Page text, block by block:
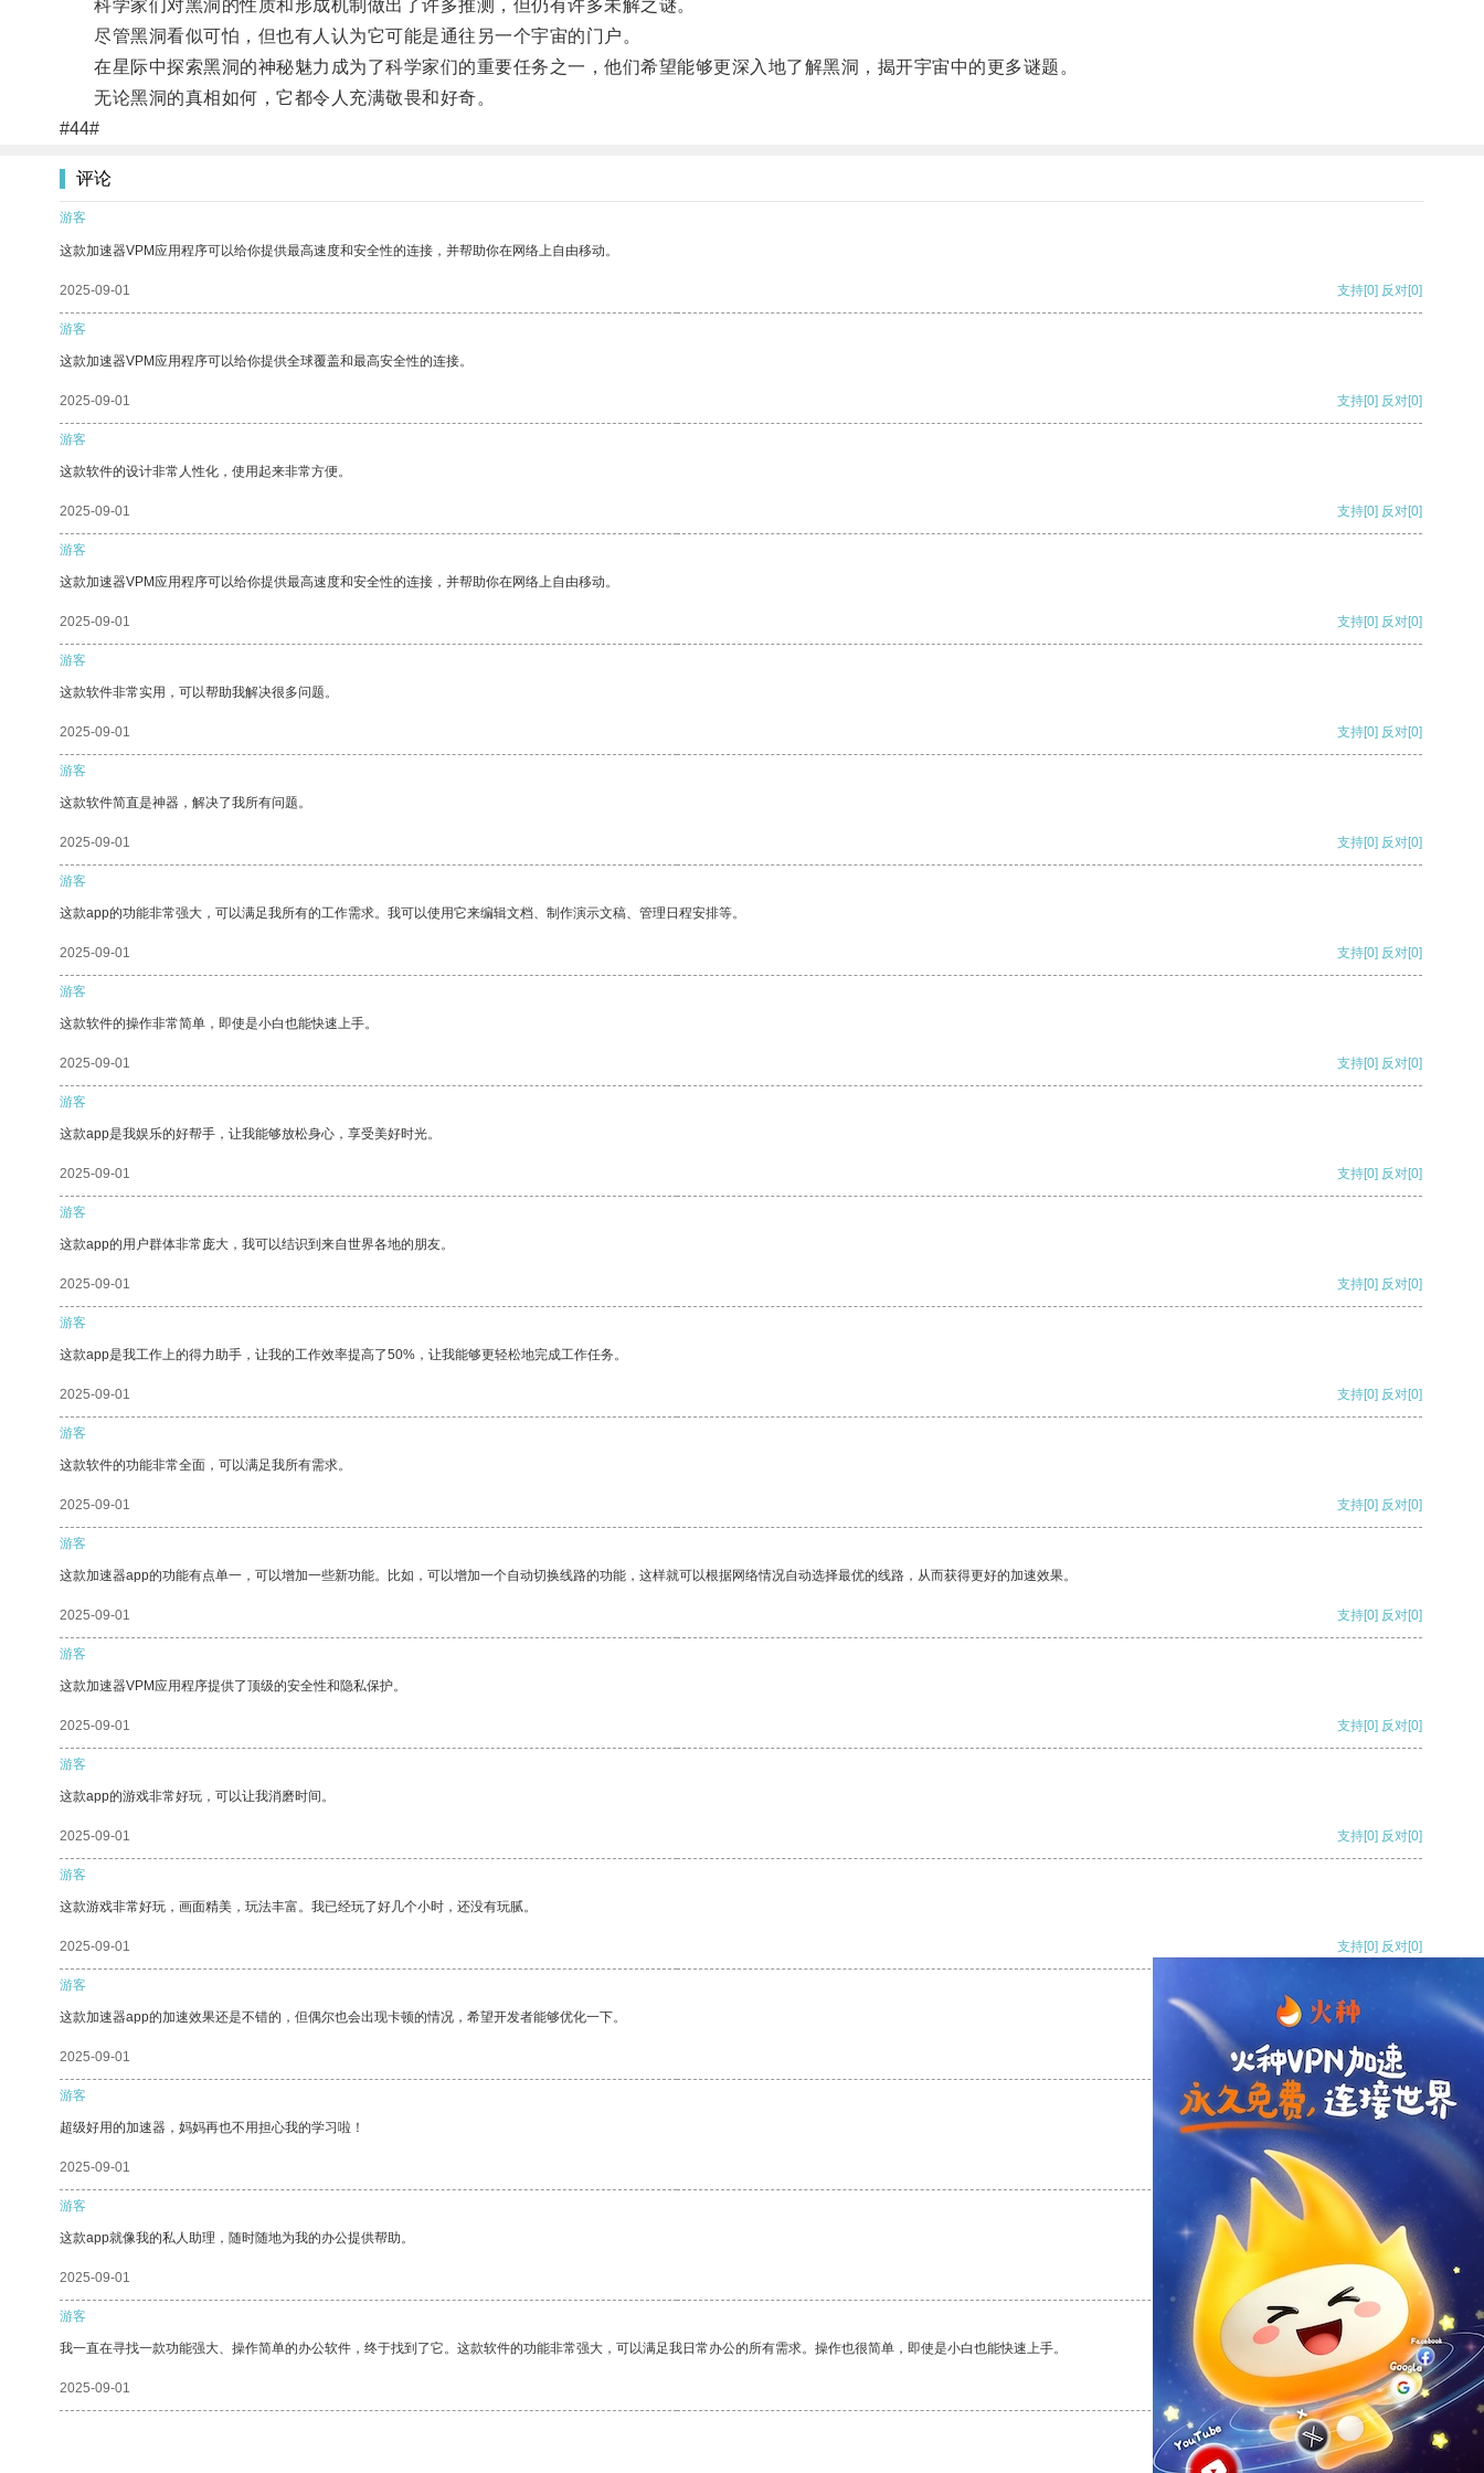
科学家们对黑洞的性质和形成机制做出了许多推测，但仍有许多未解之谜。
尽管黑洞看似可怕，但也有人认为它可能是通往另一个宇宙的门户。
在星际中探索黑洞的神秘魅力成为了科学家们的重要任务之一，他们希望能够更深入地了解黑洞，揭开宇宙中的更多谜题。
无论黑洞的真相如何，它都令人充满敬畏和好奇。
#44#
评论
游客
这款加速器VPM应用程序可以给你提供最高速度和安全性的连接，并帮助你在网络上自由移动。
2025-09-01 支持[0] 反对[0]
游客
这款加速器VPM应用程序可以给你提供全球覆盖和最高安全性的连接。
2025-09-01 支持[0] 反对[0]
游客
这款软件的设计非常人性化，使用起来非常方便。
2025-09-01 支持[0] 反对[0]
游客
这款加速器VPM应用程序可以给你提供最高速度和安全性的连接，并帮助你在网络上自由移动。
2025-09-01 支持[0] 反对[0]
游客
这款软件非常实用，可以帮助我解决很多问题。
2025-09-01 支持[0] 反对[0]
游客
这款软件简直是神器，解决了我所有问题。
2025-09-01 支持[0] 反对[0]
游客
这款app的功能非常强大，可以满足我所有的工作需求。我可以使用它来编辑文档、制作演示文稿、管理日程安排等。
2025-09-01 支持[0] 反对[0]
游客
这款软件的操作非常简单，即使是小白也能快速上手。
2025-09-01 支持[0] 反对[0]
游客
这款app是我娱乐的好帮手，让我能够放松身心，享受美好时光。
2025-09-01 支持[0] 反对[0]
游客
这款app的用户群体非常庞大，我可以结识到来自世界各地的朋友。
2025-09-01 支持[0] 反对[0]
游客
这款app是我工作上的得力助手，让我的工作效率提高了50%，让我能够更轻松地完成工作任务。
2025-09-01 支持[0] 反对[0]
游客
这款软件的功能非常全面，可以满足我所有需求。
2025-09-01 支持[0] 反对[0]
游客
这款加速器app的功能有点单一，可以增加一些新功能。比如，可以增加一个自动切换线路的功能，这样就可以根据网络情况自动选择最优的线路，从而获得更好的加速效果。
2025-09-01 支持[0] 反对[0]
游客
这款加速器VPM应用程序提供了顶级的安全性和隐私保护。
2025-09-01 支持[0] 反对[0]
游客
这款app的游戏非常好玩，可以让我消磨时间。
2025-09-01 支持[0] 反对[0]
游客
这款游戏非常好玩，画面精美，玩法丰富。我已经玩了好几个小时，还没有玩腻。
2025-09-01 支持[0] 反对[0]
游客
这款加速器app的加速效果还是不错的，但偶尔也会出现卡顿的情况，希望开发者能够优化一下。
2025-09-01 支持[0] 反对
游客
超级好用的加速器，妈妈再也不用担心我的学习啦！
2025-09-01 支持
游客
这款app就像我的私人助理，随时随地为我的办公提供帮助。
2025-09-01 反对 [0]
游客
我一直在寻找一款功能强大、操作简单的办公软件，终于找到了它。这款软件的功能非常强大，可以满足我日常办公的所有需求。操作也很简单，即使是小白也能快速上手。
2025-09-01 支持[0] 反对[0]